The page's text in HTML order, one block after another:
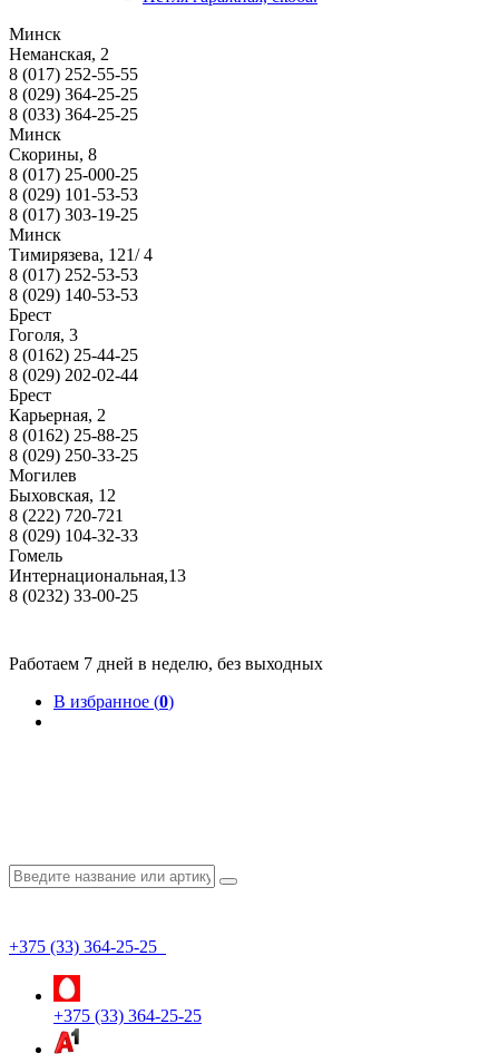
Минск
Неманская, 2
8 (017) 252-55-55
8 (029) 364-25-25
8 (033) 364-25-25
Минск
Скорины, 8
8 (017) 25-000-25
8 (029) 101-53-53
8 (017) 303-19-25
Минск
Тимирязева, 121/ 4
8 (017) 252-53-53
8 (029) 140-53-53
Брест
Гоголя, 3
8 (0162) 25-44-25
8 (029) 202-02-44
Брест
Карьерная, 2
8 (0162) 25-88-25
8 (029) 250-33-25
Могилев
Быховская, 12
8 (222) 720-721
8 (029) 104-32-33
Гомель
Интернациональная,13
8 (0232) 33-00-25
Работаем 7 дней в неделю, без выходных
В избранное (0)
+375 (33) 364-25-25
+375 (33) 364-25-25